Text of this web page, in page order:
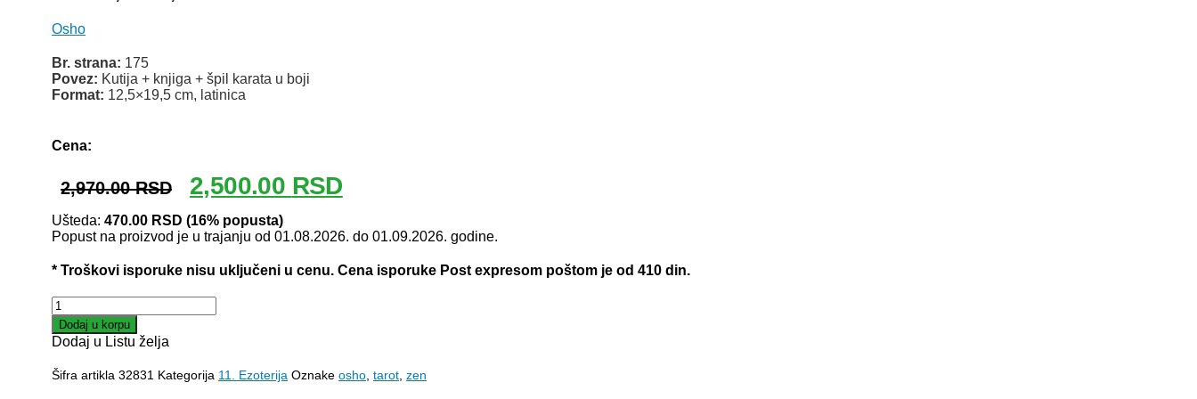
Osho
Br. strana: 175
Povez: Kutija + knjiga + špil karata u boji
Format: 12,5×19,5 cm, latinica
Cena:
2,970.00RSD
Originalna
cena
je
bila:
2,970.00 RSD.
2,500.00 RSDTrenutna
cena
2,500.00 RSD.
Ušteda: 470.00 RSD (16% popusta)
Popust na proizvod je u trajanju od 01.08.2026. do 01.09.2026. godine.
* Troškovi isporuke nisu uključeni u cenu. Cena isporuke Post expresom poštom je od 410 din.
OSHO,
ZEN,
TAROT
količina
Dodaj u korpu
Dodaj u Listu želja
Šifra artikla 32831 Kategorija 11. Ezoterija Oznake osho tarot zen